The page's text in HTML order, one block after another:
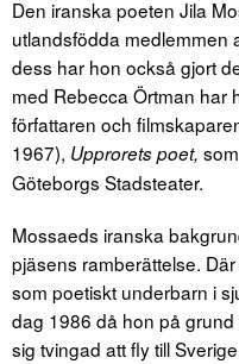
Den iranska poeten Jila
utlandsfödda medlemmen
dess har hon också gjort
med Rebecca Örtman har
författaren och
1967), Upprorets poet,
Göteborgs Stadsteater.
Mossaeds iranska
pjäsens ramberättelse.
som poetiskt underbarn i
dag 1986 då hon på
sig tvingad att fly till